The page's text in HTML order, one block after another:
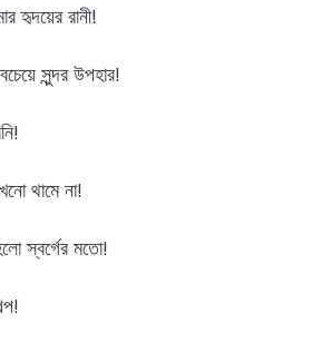
হৃদয়ের রানী!
সুন্দর উপহার!
থামে না!
স্বর্গের মতো!